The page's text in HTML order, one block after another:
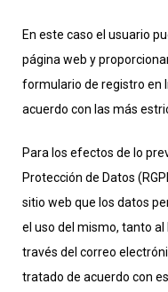
En este caso el usuario
página web y
formulario de registro en
acuerdo con las más
Para los efectos de lo
Protección de Datos
sitio web que los datos
el uso del mismo, tanto
través del correo
tratado de acuerdo con